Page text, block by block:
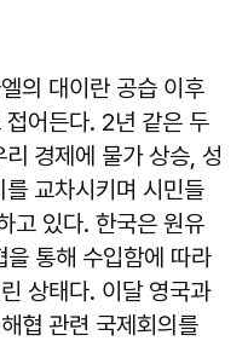
의 대이란 공습 이후
어든다. 2년 같은 두
경제에 물가 상승, 성
교차시키며 시민들
고 있다. 한국은 원유
통해 수입함에 따라
상태다. 이달 영국과
협 관련 국제회의를